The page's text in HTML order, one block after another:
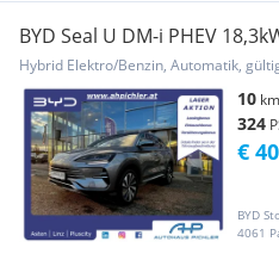
BYD Seal U DM-i PHEV
LEASING AKTION
10 km
324
BYD
4061
€